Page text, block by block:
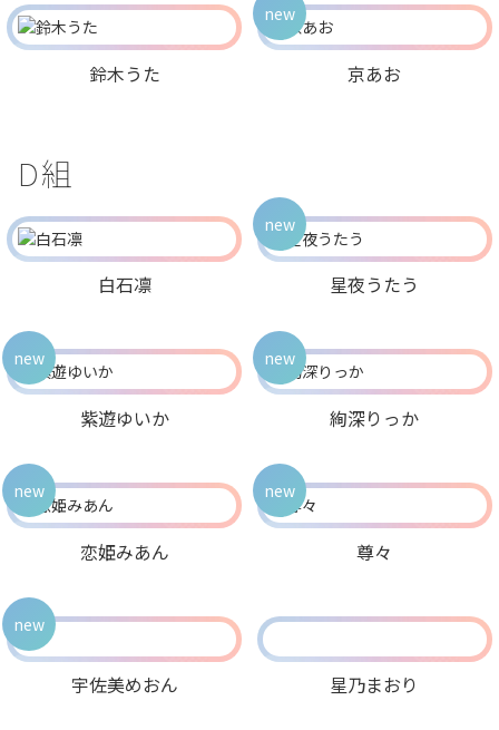
鈴木うた 京あお
new
D組
白石凛 星夜うたう
new
紫遊ゆいか
new
絢深りっか
new
恋姫みあん
new
尊々
new
宇佐美めおん
new
星乃まおり